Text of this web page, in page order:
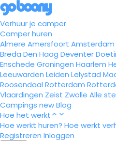
Verhuur je camper
Camper huren
Almere Amersfoort Amsterdam
Breda Den Haag Deventer
Enschede Groningen Haarlem
Leeuwarden Leiden Lelystad
Roosendaal Rotterdam
Vlaardingen Zeist Zwolle Alle
Campings newBlog
Hoe het werkt
Hoe werkt huren? Hoe werkt
Registreren Inloggen